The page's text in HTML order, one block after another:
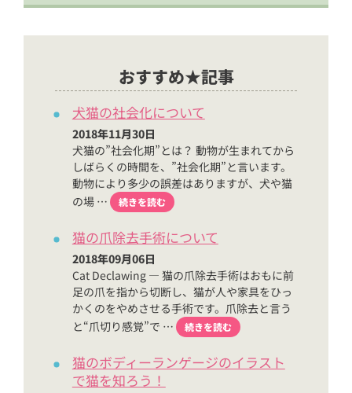
おすすめ★記事
犬猫の社会化について
2018年11月30日
犬猫の”社会化期”とは？ 動物が生まれてから
しばらくの時間を、”社会化期”と言います。
動物により多少の誤差はありますが、犬や猫
の場 …
続きを読む
猫の爪除去手術について
2018年09月06日
Cat Declawing — 猫の爪除去手術はおもに前
足の爪を指から切断し、猫が人や家具をひっ
かくのをやめさせる手術です。爪除去と言う
と“爪切り感覚”で …
続きを読む
猫のボディーランゲージのイラスト
で猫を知ろう！